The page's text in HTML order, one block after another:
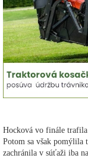
Hocková vo finále
Potom sa však pomýlila
zachránila v súťaži iba